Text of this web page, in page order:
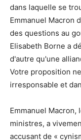
dans laquelle se
Emmanuel Macron
des questions au
Elisabeth Borne a
d'autre qu'une
Votre proposition
irresponsable et
Emmanuel
ministres, a
accusant de «